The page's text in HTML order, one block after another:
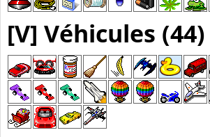
[V] Véhicules (44)